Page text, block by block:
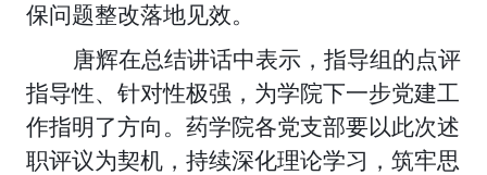
保问题整改落地见效。
唐辉在总结讲话中表示，指导组的点评
指导性、针对性极强，为学院下一步党建工
作指明了方向。药学院各党支部要以此次述
职评议为契机，持续深化理论学习，筑牢思